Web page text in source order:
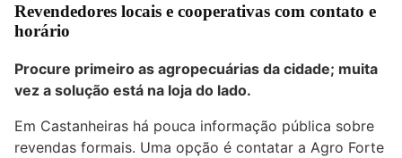
Revendedores locais e cooperativas com contato e
horário
Procure primeiro as agropecuárias da cidade; muita
vez a solução está na loja do lado.
Em Castanheiras há pouca informação pública sobre
revendas formais. Uma opção é contatar a Agro Forte